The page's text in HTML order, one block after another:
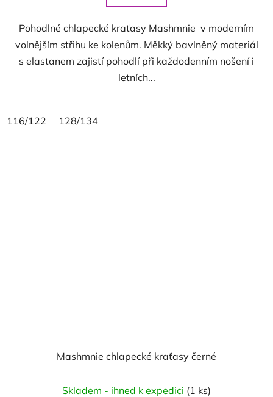
Pohodlné chlapecké kraťasy Mashmnie v moderním
volnějším střihu ke kolenům. Měkký bavlněný materiál
s elastanem zajistí pohodlí při každodenním nošení i
letních...
116/122 128/134
Mashmnie chlapecké kraťasy černé
Skladem - ihned k expedici (1 ks)